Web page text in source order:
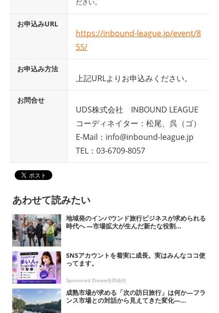
ださい。
お申込みURL
https://inbound-league.jp/event/8
55/
お申込み方法
上記URLよりお申込みください。
お問合せ
UDS株式会社 INBOUND LEAGUE
コーディネイター：松尾、呉（ゴ）
E-Mail：info@inbound-league.jp
TEL：03-6709-8057
あわせて読みたい
地域発のインバウンド旅行ビジネスが求められる
時代へ ―市場拡大が生んだ新たな役割...
SNSアカウントを着実に成長。実はみんなココ使
ってます。
Sponsored Dreaw合同会社
成熟市場が求める「次の訪日旅行」は何か―フラ
ンス市場との対話から見えてきた変化―...